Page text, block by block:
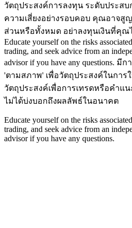
วัตถุประสงค์การลงทุน ระดับประส
ความเสี่ยงอย่างรอบคอบ คุณอาจสูญ
ส่วนหรือทั้งหมด อย่าลงทุนเงินที่คุณ
Educate yourself on the risks
trading, and seek advice from an
advisor if you have any questions. มีก
'ตามสภาพ' เพื่อวัตถุประสงค์ในการ
วัตถุประสงค์เพื่อการเทรดหรือคำแ
ไม่ได้บ่งบอกถึงผลลัพธ์ในอนาคต
Educate yourself on the risks
trading, and seek advice from an
advisor if you have any questions.